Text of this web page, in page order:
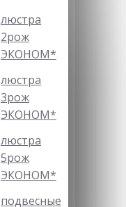
люстра
2рож
ЭКОНОМ*
люстра
3рож
ЭКОНОМ*
люстра
5рож
ЭКОНОМ*
подвесные